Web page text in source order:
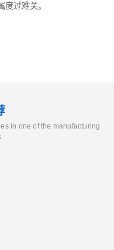
过难关。
in one of the manufacturing